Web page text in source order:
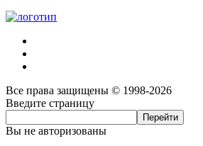
Все права защищены © 1998-2026
Введите страницу
Вы не авторизованы